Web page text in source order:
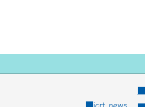
icrt news